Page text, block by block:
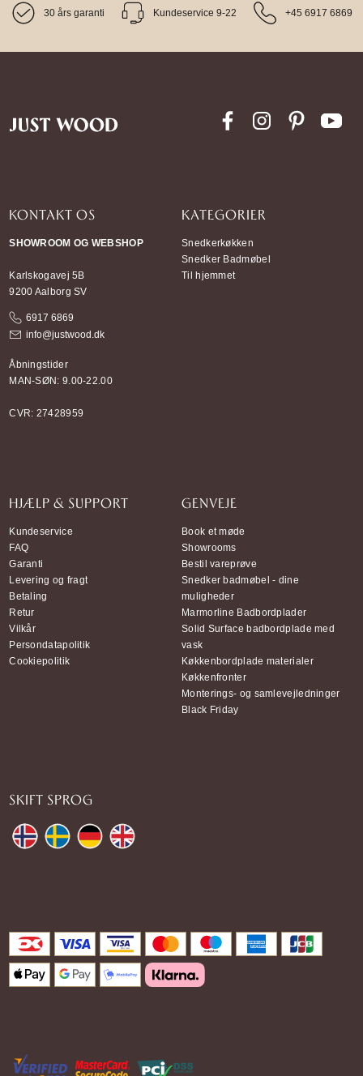
30 års garanti Kundeservice 9-22 +45 6917 6869
KONTAKT OS
SHOWROOM OG WEBSHOP
Karlskogavej 5B
9200 Aalborg SV
6917 6869
info@justwood.dk
Åbningstider
MAN-SØN: 9.00-22.00
CVR: 27428959
KATEGORIER
Snedkerkøkken
Snedker Badmøbel
Til hjemmet
HJÆLP & SUPPORT
Kundeservice
FAQ
Garanti
Levering og fragt
Betaling
Retur
Vilkår
Persondatapolitik
Cookiepolitik
GENVEJE
Book et møde
Showrooms
Bestil vareprøve
Snedker badmøbel - dine
muligheder
Marmorline Badbordplader
Solid Surface badbordplade med
vask
Køkkenbordplade materialer
Køkkenfronter
Monterings- og samlevejledninger
Black Friday
SKIFT SPROG